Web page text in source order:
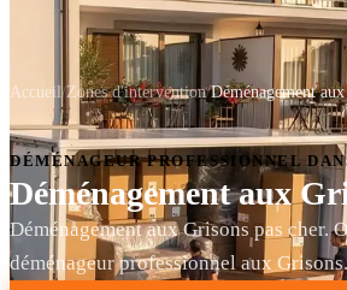
Accueil Zones d'intervention Déménagement
DÉMÉNAGEUR PROFESSIONNEL
Déménagement aux
Déménagement aux Grisons pas cher.
déménageur professionnel aux Grisons.